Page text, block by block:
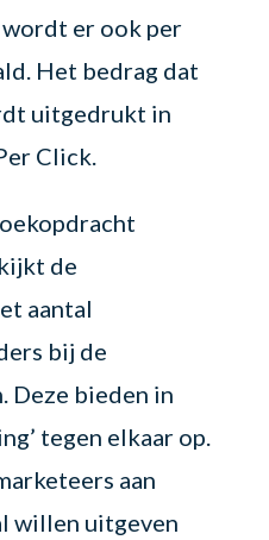
er ook per
Het bedrag dat
uitgedrukt in
Click.
de
aantal
bij de
Deze bieden in
tegen elkaar op.
aan
willen uitgeven